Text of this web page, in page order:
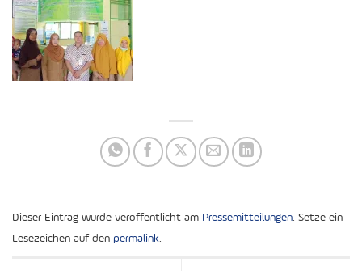
Dieser Eintrag wurde veröffentlicht am Pressemitteilungen. Setze ein
Lesezeichen auf den permalink.